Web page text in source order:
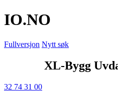
IO.NO
Fullversjon Nytt søk
XL-Bygg
32 74 31 00